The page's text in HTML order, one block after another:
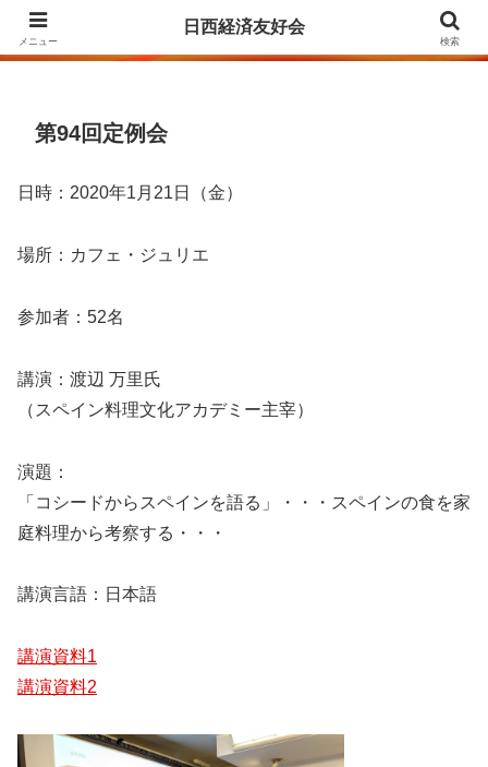
Agrupación para la Amistad y el Fomento de las Relaciones Económicas
第94回定例会
日時：2020年1月21日（金）
場所：カフェ・ジュリエ
参加者：52名
講演：渡辺 万里氏
（スペイン料理文化アカデミー主宰）
演題：
「コシードからスペインを語る」・・・スペインの食を家
庭料理から考察する・・・
講演言語：日本語
講演資料1
講演資料2
メニュー
日西経済友好会
検索